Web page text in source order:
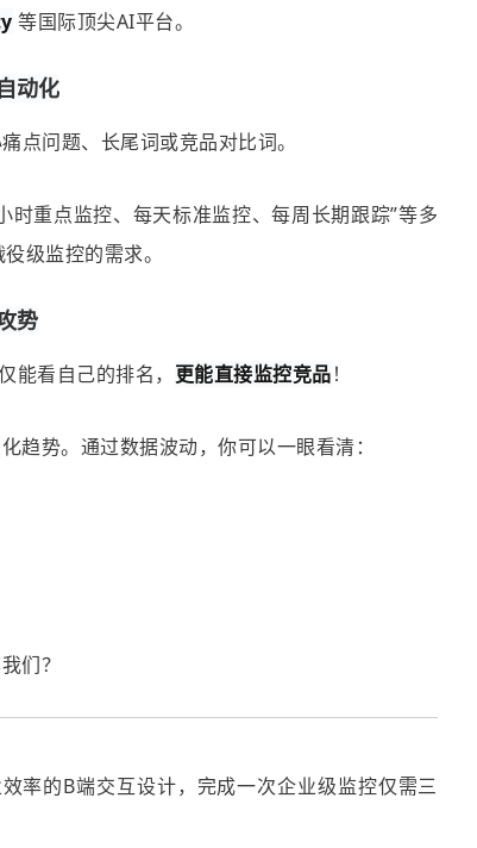
等国际顶尖AI平台。
动化
点问题、长尾词或竞品对比词。
时重点监控、每天标准监控、每周长期跟踪”等多
级监控的需求。
势
能看自己的排名， 更能直接监控竞品！
趋势。通过数据波动，你可以一眼看清：
们？
率的B端交互设计，完成一次企业级监控仅需三